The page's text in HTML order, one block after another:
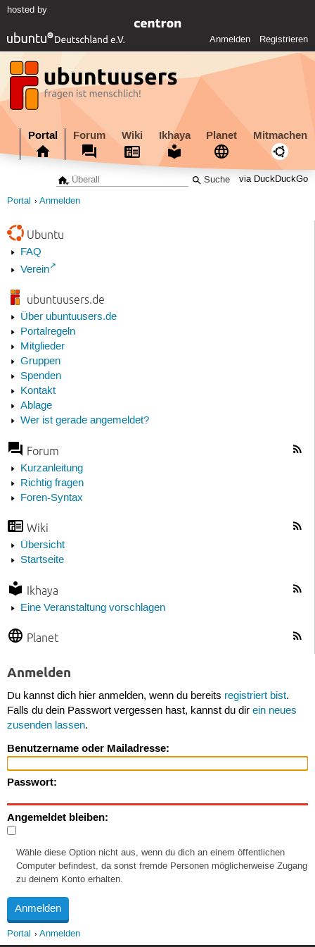
hosted by
Anmelden Registrieren
Portal Forum Wiki Ikhaya Planet Mitmachen
via DuckDuckGo
Portal Anmelden
Ubuntu
FAQ
Verein
ubuntuusers.de
Über ubuntuusers.de
Portalregeln
Mitglieder
Gruppen
Spenden
Kontakt
Ablage
Wer ist gerade angemeldet?
Forum
Kurzanleitung
Richtig fragen
Foren-Syntax
Wiki
Übersicht
Startseite
Ikhaya
Eine Veranstaltung vorschlagen
Planet
Anmelden
Du kannst dich hier anmelden, wenn du bereits registriert bist.
Falls du dein Passwort vergessen hast, kannst du dir ein neues
zusenden lassen.
Benutzername oder Mailadresse:
Passwort:
Angemeldet bleiben:
Wähle diese Option nicht aus, wenn du dich an einem öffentlichen
Computer befindest, da sonst fremde Personen möglicherweise Zugang
zu deinem Konto erhalten.
Portal Anmelden